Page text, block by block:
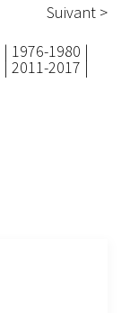
Suivant >
| 1976-1980 |
2011-2017